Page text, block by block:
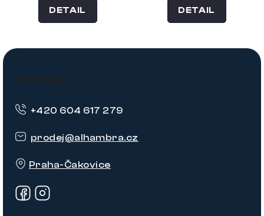
DETAIL DETAIL
Z
Kontakt
prodej@alhambra.cz
Praha-Čakovice
+420 604 617 279